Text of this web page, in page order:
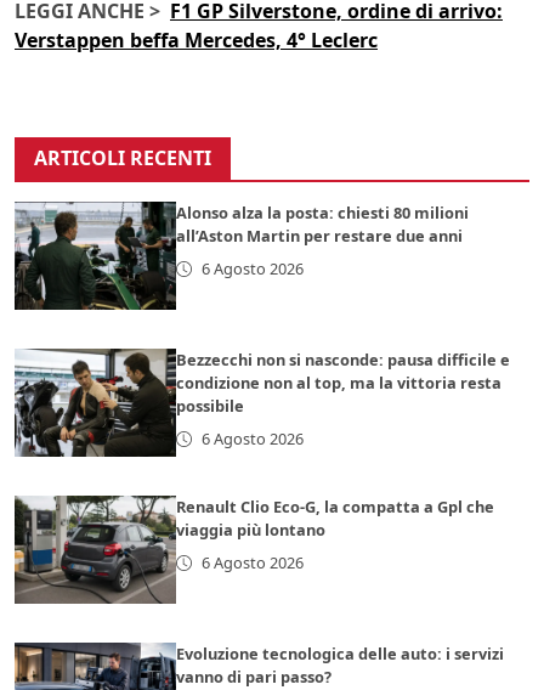
LEGGI ANCHE > F1 GP Silverstone, ordine di arrivo:
Verstappen beffa Mercedes, 4° Leclerc
ARTICOLI RECENTI
Alonso alza la posta: chiesti 80 milioni
all’Aston Martin per restare due anni
6 Agosto 2026
Bezzecchi non si nasconde: pausa difficile e
condizione non al top, ma la vittoria resta
possibile
6 Agosto 2026
Renault Clio Eco-G, la compatta a Gpl che
viaggia più lontano
6 Agosto 2026
Evoluzione tecnologica delle auto: i servizi
vanno di pari passo?